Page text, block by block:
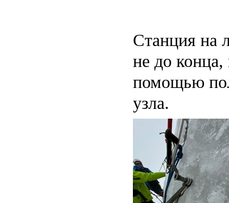
Cтанция на
не до
помощью
узла.